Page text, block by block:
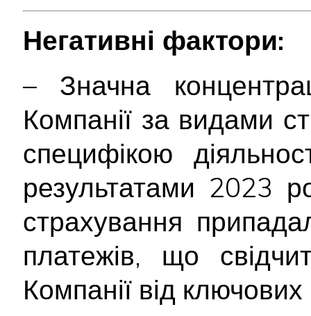
Негативні фактори:
– Значна
Компанії за видами
специфікою
результатами 2023
страхування
платежів, що
Компанії від